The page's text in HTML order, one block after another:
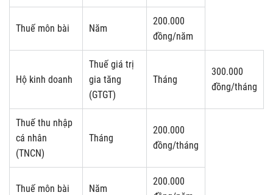
Thuế môn bài Năm
200.000
đồng/năm
Hộ kinh doanh
Thuế giá trị
gia tăng
(GTGT)
Tháng
300.000
đồng/tháng
Thuế thu nhập
cá nhân
(TNCN)
Tháng
200.000
đồng/tháng
Thuế môn bài Năm
200.000